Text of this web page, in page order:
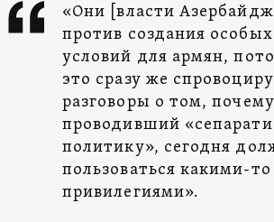
«Они [власти
против создания особых
условий для армян,
это сразу же
разговоры о том,
проводивший
политику», сегодня
пользоваться какими-то
привилегиями».